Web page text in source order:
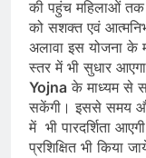
की पहुंच महिलाओं
को सशक्त एवं
अलावा इस योजना के
स्तर में भी सुधार
Yojna के माध्यम से
सकेंगी। इससे समय और
में भी पारदर्शिता
प्रशिक्षित भी किया